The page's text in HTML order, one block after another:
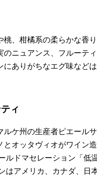
桃、柑橘系の柔らかな
ニュアンス、フルーテ
にありがちなエグ味など
ィ
ルケ州の生産者ピエール
オッタヴィオがワイン
ルドマセレーション「
はアメリカ、カナダ、